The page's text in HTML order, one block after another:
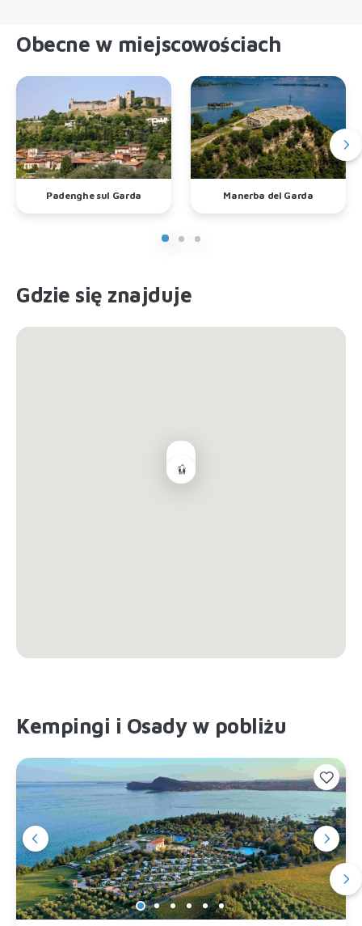
Obecne w miejscowościach
Padenghe sul Garda Manerba del Garda
Gdzie się znajduje
Kempingi i Osady w pobliżu